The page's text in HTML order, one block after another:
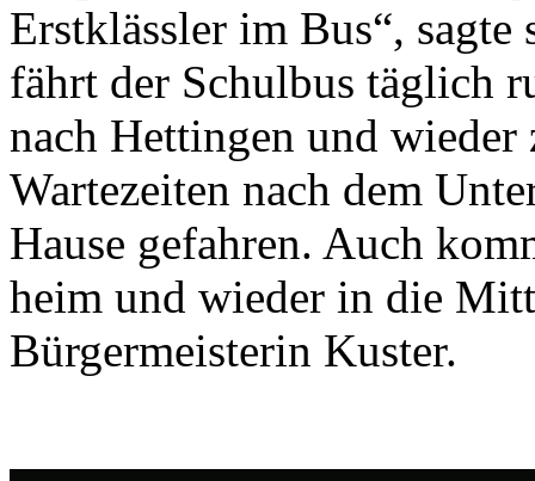
Erstklässler im Bus“, sagte
fährt der Schulbus täglich
nach Hettingen und
Wartezeiten nach dem
Hause gefahren. Auch
heim und wieder in die
Bürgermeisterin Kuster.